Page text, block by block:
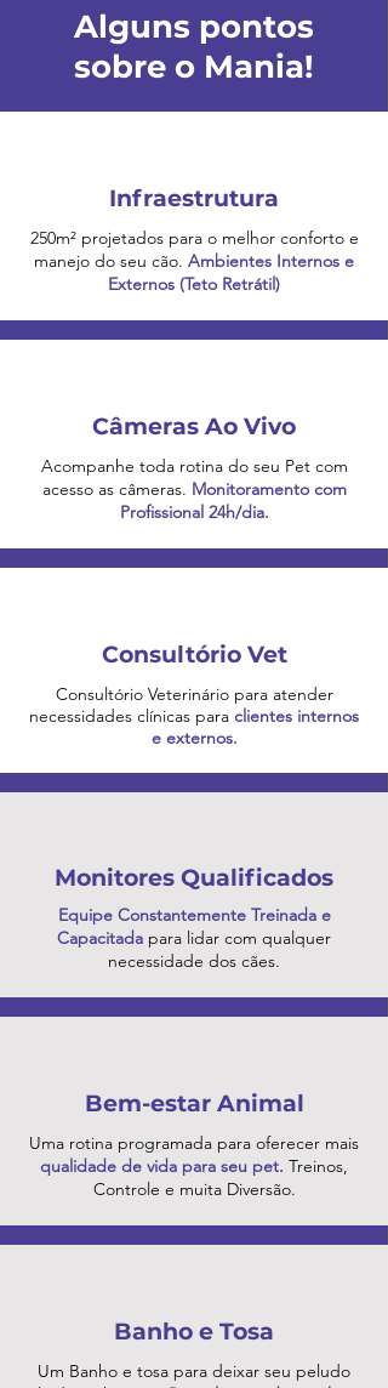
Alguns pontos
sobre o Mania!
Infraestrutura
250m² projetados para o melhor conforto e
manejo do seu cão. Ambientes Internos e
Externos (Teto Retrátil)
Câmeras Ao Vivo
Acompanhe toda rotina do seu Pet com
acesso as câmeras. Monitoramento com
Profissional 24h/dia.
Consultório Vet
Consultório Veterinário para atender
necessidades clínicas para clientes internos
e externos.
Monitores Qualificados
Equipe Constantemente Treinada e
Capacitada para lidar com qualquer
necessidade dos cães.
Bem-estar Animal
Uma rotina programada para oferecer mais
qualidade de vida para seu pet. Treinos,
Controle e muita Diversão.
Banho e Tosa
Um Banho e tosa para deixar seu peludo